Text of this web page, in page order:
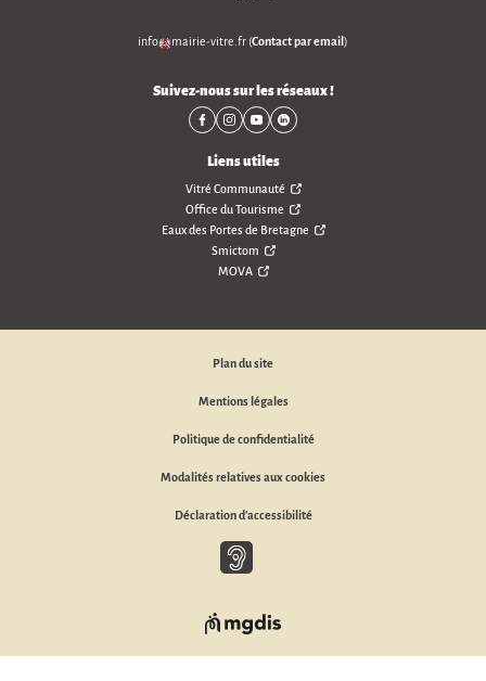
info mairie-vitre fr (Contact par email)
Liens utiles
Vitré Communauté
Office du Tourisme
Eaux des Portes de Bretagne
Smictom
MOVA
Suivez-nous sur les réseaux !
Plan du site
Mentions légales
Politique de confidentialité
Modalités relatives aux cookies
Déclaration d'accessibilité
Baisse d'audition, malentendant ou sourd,